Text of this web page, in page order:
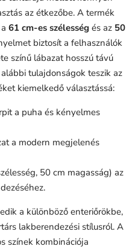
az étkezőbe. A termék
61 cm-es szélesség és az 50
biztosít a felhasználók
színű lábazat hosszú távú
tulajdonságok teszik az
kiemelkedő választássá:
a puha és kényelmes
a modern megjelenés
50 cm magasság) az
a különböző enteriőrökbe,
lakberendezési stílusról. A
színek kombinációja